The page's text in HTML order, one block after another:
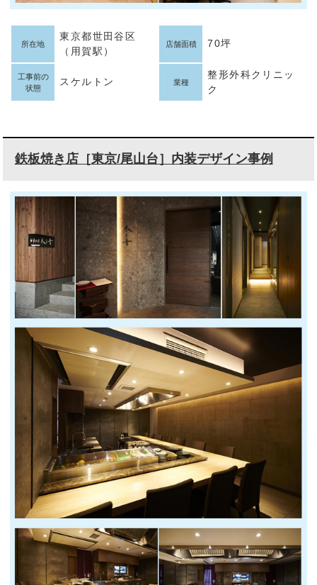
所在地
東京都世田谷区
（用賀駅）
店舗面積 70坪
工事前の
状態
スケルトン 業種
整形外科クリニッ
ク
鉄板焼き店［東京/尾山台］内装デザイン事例